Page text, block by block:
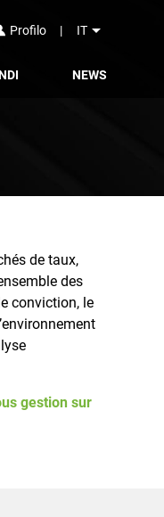
Profilo ITarrow_drop_down
NEWS
de taux,
des
conviction, le
gestion sur